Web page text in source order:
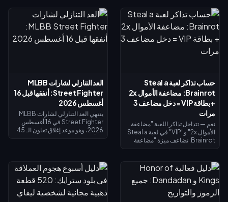
حساب تذاكر لعبة Steal a
Brainrot: مضاعفة الأموال 2x
+ بطاقة VIP = دخل مضاعف 3
مرات
نعم — تتداخل تذاكر اللعبة "مضاعفة
الأموال 2x" و"VIP" في لعبة Steal a
Brainrot. تضاعف ميزة "مضاعفة
لتعطيك بالضبط 3 أضعاف الدخل
الأساسي - وليس 4 أضعاف. تبلغ
تكلفة مضاعفة الأموال 2x نحو 119
(الإجمالي 618). اشترِ مضاعفة الأموال
العد التنازلي لشارات MLBB
Street Fighter: أنفقها قبل 16
أغسطس 2026
ينتهي العد التنازلي لشارات MLBB
Street Fighter في 16 أغسطس
2026، وهو موعد إغلاق تعاون الـ 45
الحدث، لذا احرص على استبدال كل
شيء الآن: تكلفة أزياء التقاطع
الرئيسية 1,200 شارة، والأزياء
الملونة البديلة 200 شارة. تحقق من
رصيدك في صفحة الحدث، واتبع قائمة